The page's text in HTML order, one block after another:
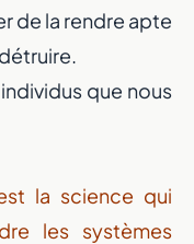
de la rendre apte
que nous
la science qui
les systèmes